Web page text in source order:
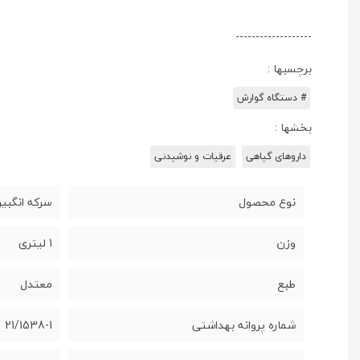
-------------------
برچسبها :
# دستگاه گوارش
بخشها :
داروهای گیاهی عرقیات و نوشیدنی
نوع محصول سرکه
وزن 1 لیتری
طبع معتدل
شماره پروانه بهداشتی 21/1538-1